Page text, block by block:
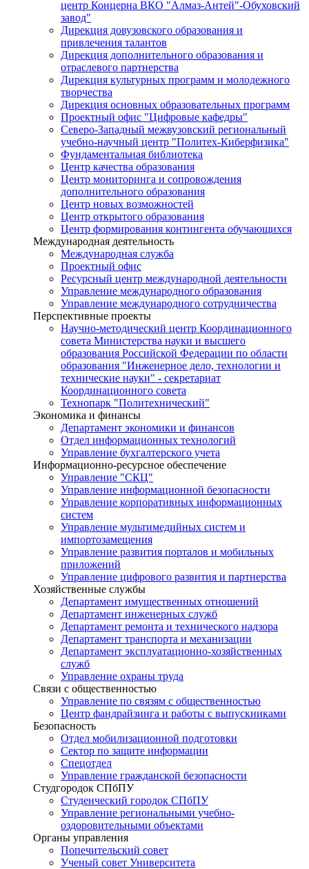
центр Концерна ВКО "Алмаз-Антей"-Обуховский
завод"
Дирекция довузовского образования и
привлечения талантов
Дирекция дополнительного образования и
отраслевого партнерства
Дирекция культурных программ и молодежного
творчества
Дирекция основных образовательных программ
Проектный офис "Цифровые кафедры"
Северо-Западный межвузовский региональный
учебно-научный центр "Политех-Киберфизика"
Фундаментальная библиотека
Центр качества образования
Центр мониторинга и сопровождения
дополнительного образования
Центр новых возможностей
Центр открытого образования
Центр формирования контингента обучающихся
Международная деятельность
Международная служба
Проектный офис
Ресурсный центр международной деятельности
Управление международного образования
Управление международного сотрудничества
Перспективные проекты
Научно-методический центр Координационного
совета Министерства науки и высшего
образования Российской Федерации по области
образования "Инженерное дело, технологии и
технические науки" - секретариат
Координационного совета
Технопарк "Политехнический"
Экономика и финансы
Департамент экономики и финансов
Отдел информационных технологий
Управление бухгалтерского учета
Информационно-ресурсное обеспечение
Управление "СКЦ"
Управление информационной безопасности
Управление корпоративных информационных
систем
Управление мультимедийных систем и
импортозамещения
Управление развития порталов и мобильных
приложений
Управление цифрового развития и партнерства
Хозяйственные службы
Департамент имущественных отношений
Департамент инженерных служб
Департамент ремонта и технического надзора
Департамент транспорта и механизации
Департамент эксплуатационно-хозяйственных
служб
Управление охраны труда
Связи с общественностью
Управление по связям с общественностью
Центр фандрайзинга и работы с выпускниками
Безопасность
Отдел мобилизационной подготовки
Сектор по защите информации
Спецотдел
Управление гражданской безопасности
Студгородок СПбПУ
Студенческий городок СПбПУ
Управление региональными учебно-
оздоровительными объектами
Органы управления
Попечительский совет
Ученый совет Университета